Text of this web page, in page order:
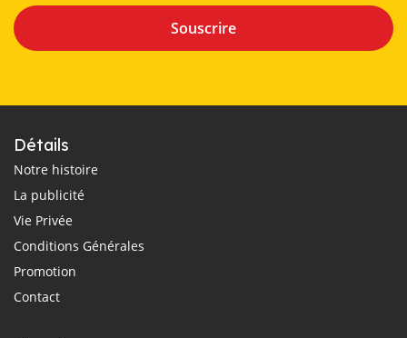
Souscrire
Détails
Notre histoire
La publicité
Vie Privée
Conditions Générales
Promotion
Contact